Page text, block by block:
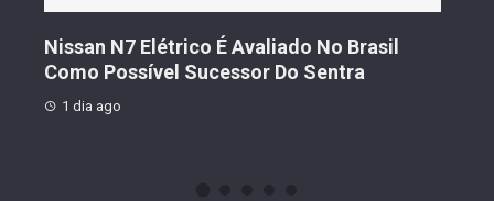
Nissan N7 Elétrico É Avaliado No Brasil
Como Possível Sucessor Do Sentra
1 dia ago